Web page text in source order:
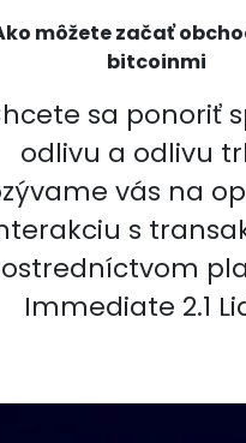
môžete začať
bitcoinmi
sa ponoriť
odlivu a odlivu
vás na
s
Immediate 2.1